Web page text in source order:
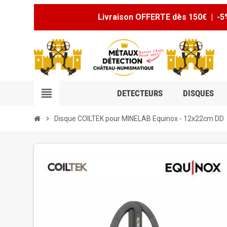
Livraison OFFERTE dès 150€ | -
view_headline DETECTEURS DISQUES
chevron_right Disque COILTEK pour MINELAB Equinox - 12x22cm DD